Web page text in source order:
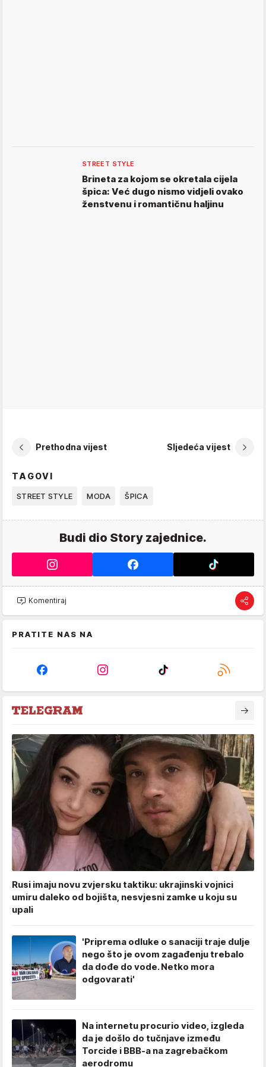
STREET STYLE
Brineta za kojom se okretala cijela
špica: Već dugo nismo vidjeli ovako
ženstvenu i romantičnu haljinu
Prethodna vijest Sljedeća vijest
TAGOVI
STREET STYLE MODA ŠPICA
Budi dio Story zajednice.
Komentiraj
PRATITE NAS NA
Rusi imaju novu zvjersku taktiku: ukrajinski vojnici
umiru daleko od bojišta, nesvjesni zamke u koju su
upali
'Priprema odluke o sanaciji traje dulje
nego što je ovom zagađenju trebalo
da dođe do vode. Netko mora
odgovarati'
Na internetu procurio video, izgleda
da je došlo do tučnjave između
Torcide i BBB-a na zagrebačkom
aerodromu